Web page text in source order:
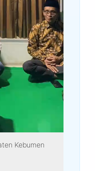
Kebumen